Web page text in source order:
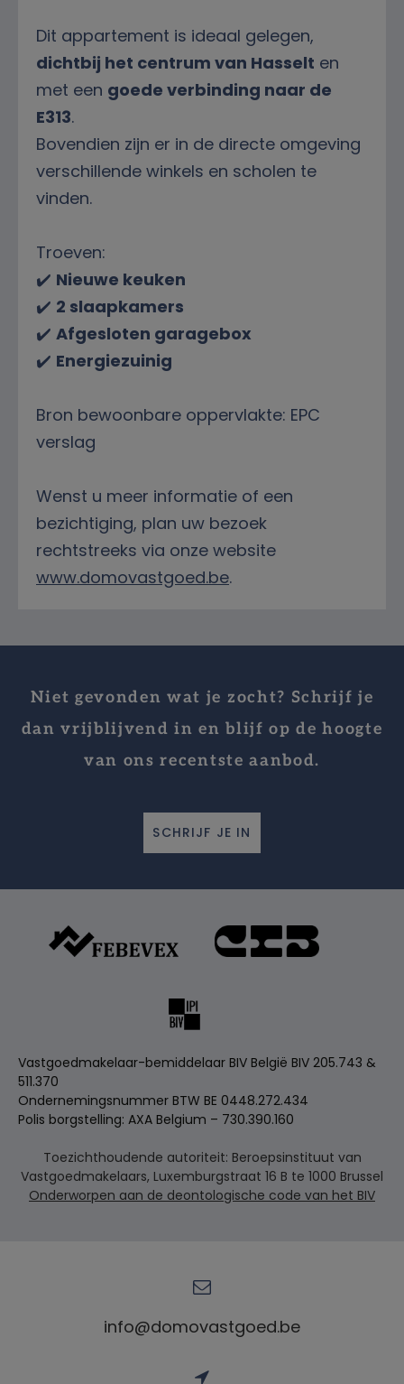
Dit appartement is ideaal gelegen,
dichtbij het centrum van Hasselt en
met een goede verbinding naar de
E313.
Bovendien zijn er in de directe omgeving
verschillende winkels en scholen te
vinden.
Troeven:
✔️ Nieuwe keuken
✔️ 2 slaapkamers
✔️ Afgesloten garagebox
✔️ Energiezuinig
Bron bewoonbare oppervlakte: EPC
verslag
Wenst u meer informatie of een
bezichtiging, plan uw bezoek
rechtstreeks via onze website
www.domovastgoed.be.
Niet gevonden wat je zocht? Schrijf je
dan vrijblijvend in en blijf op de hoogte
van ons recentste aanbod.
SCHRIJF JE IN
Vastgoedmakelaar-bemiddelaar BIV België BIV 205.743 &
511.370
Ondernemingsnummer BTW BE 0448.272.434
Polis borgstelling: AXA Belgium – 730.390.160
Toezichthoudende autoriteit: Beroepsinstituut van
Vastgoedmakelaars, Luxemburgstraat 16 B te 1000 Brussel
Onderworpen aan de deontologische code van het BIV
info@domovastgoed.be